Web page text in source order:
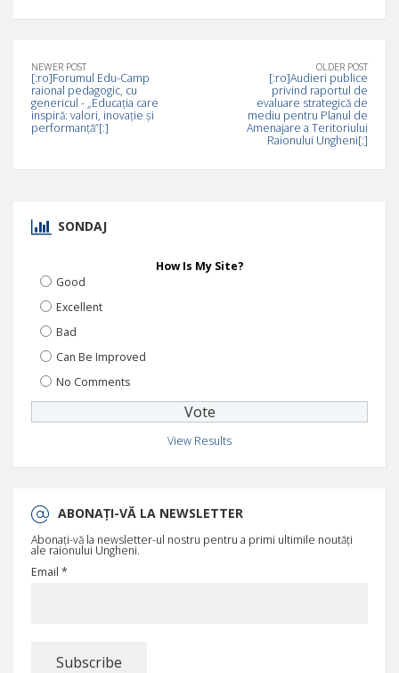
NEWER POST
[:ro]Forumul Edu-Camp
raional pedagogic, cu
genericul - „Educația care
inspiră: valori, inovație și
performanță”[:]
OLDER POST
[:ro]Audieri publice
privind raportul de
evaluare strategică de
mediu pentru Planul de
Amenajare a Teritoriului
Raionului Ungheni[:]
SONDAJ
How Is My Site?
Good
Excellent
Bad
Can Be Improved
No Comments
View Results
ABONAȚI-VĂ LA NEWSLETTER
Abonați-vă la newsletter-ul nostru pentru a primi ultimile noutăți
ale raionului Ungheni.
Email *